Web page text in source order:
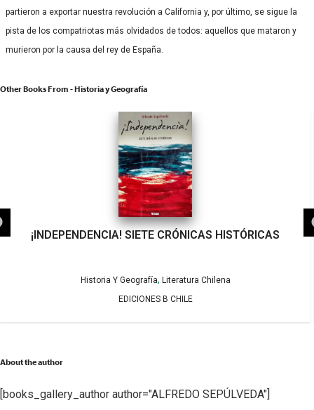
partieron a exportar nuestra revolución a California y, por último, se sigue la
pista de los compatriotas más olvidados de todos: aquellos que mataron y
murieron por la causa del rey de España.
Other Books From - Historia y Geografía
¡INDEPENDENCIA! SIETE CRÓNICAS HISTÓRICAS
Historia Y Geografía, Literatura Chilena
EDICIONES B CHILE
About the author
[books_gallery_author author="ALFREDO SEPÚLVEDA"]